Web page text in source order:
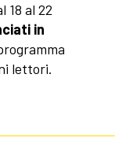
18 al 22
in
lettori.